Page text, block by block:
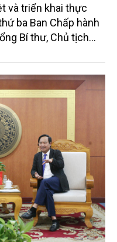
và triển khai thực
ba Ban Chấp hành
Bí thư, Chủ tịch
Môi trường trân trọng
của đồng chí Tổng